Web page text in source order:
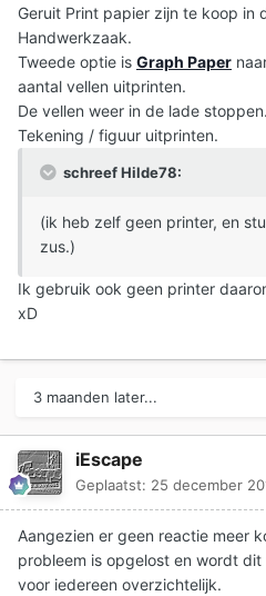
Geruit Print papier zijn te koop in
Handwerkzaak.
Tweede optie is Graph Paper
aantal vellen uitprinten.
De vellen weer in de lade stoppen.
Tekening / figuur uitprinten.
schreef Hilde78:
(ik heb zelf geen printer, en
zus.)
Ik gebruik ook geen printer
xD
3 maanden later...
iEscape
Geplaatst: 25 december
Aangezien er geen reactie meer
probleem is opgelost en wordt
voor iedereen overzichtelijk.